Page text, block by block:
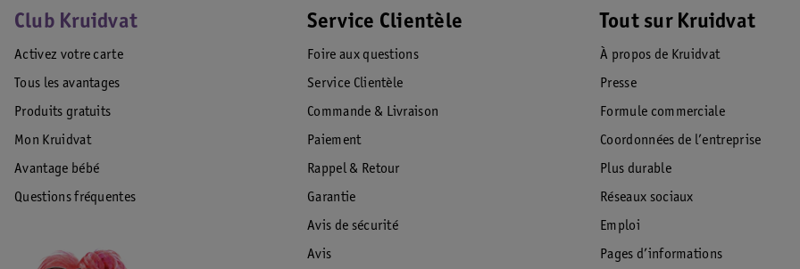
Club Kruidvat
Activez votre carte
Tous les avantages
Produits gratuits
Mon Kruidvat
Avantage bébé
Questions fréquentes
Service Clientèle
Foire aux questions
Service Clientèle
Commande & Livraison
Paiement
Rappel & Retour
Garantie
Avis de sécurité
Avis
Tout sur Kruidvat
À propos de Kruidvat
Presse
Formule commerciale
Coordonnées de l’entreprise
Plus durable
Réseaux sociaux
Emploi
Pages d’informations